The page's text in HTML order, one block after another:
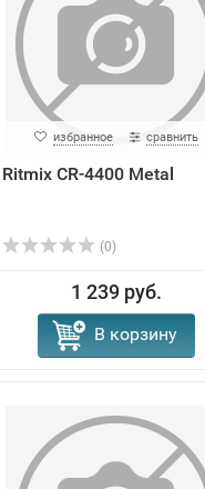
избранное сравнить
Ritmix CR-4400 Metal
(0)
1 239 руб.
В корзину